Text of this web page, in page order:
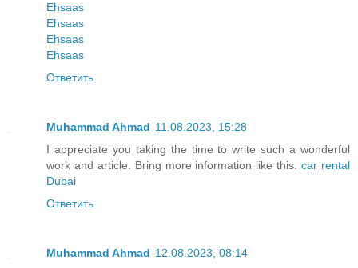
Ehsaas
Ehsaas
Ehsaas
Ehsaas
Ответить
Muhammad Ahmad 11.08.2023, 15:28
I appreciate you taking the time to write such a wonderful
work and article. Bring more information like this.car rental
Dubai
Ответить
Muhammad Ahmad 12.08.2023, 08:14